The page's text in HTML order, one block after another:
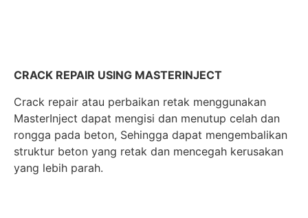
CRACK REPAIR USING MASTERINJECT
Crack repair atau perbaikan retak menggunakan
MasterInject dapat mengisi dan menutup celah dan
rongga pada beton, Sehingga dapat mengembalikan
struktur beton yang retak dan mencegah kerusakan
yang lebih parah.